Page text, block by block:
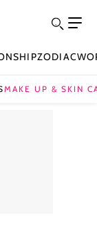
ZODIAC
MAKE UP & SKIN